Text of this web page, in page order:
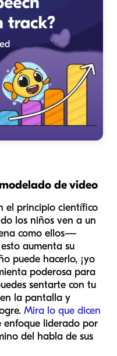
de video
el principio científico
los niños ven a un
como ellos—
aumenta su
puede hacerlo, ¡yo
poderosa para
sentarte con tu
la pantalla y
Mira lo que dicen
enfoque liderado por
del habla de sus